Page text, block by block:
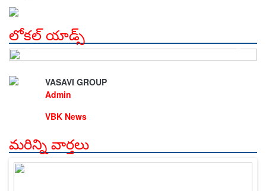
లోకల్ యాడ్స్
VASAVI GROUP
Admin
VBK News
మరిన్ని వార్తలు